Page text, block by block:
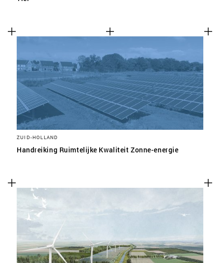
ZUID-HOLLAND
Handreiking Ruimtelijke Kwaliteit Zonne-energie